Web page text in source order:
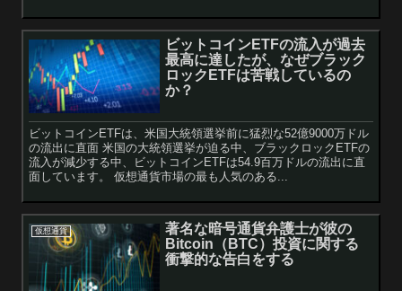
ビットコインETFの流入が過去
最高に達したが、なぜブラック
ロックETFは苦戦しているの
か？
ビットコインETFは、米国大統領選挙前に猛烈な52億9000万ドル
の流出に直面 米国の大統領選挙が迫る中、ブラックロックETFの
流入が減少する中、ビットコインETFは54.9百万ドルの流出に直
面しています。 仮想通貨市場の最も人気のある...
仮想通貨
著名な暗号通貨弁護士が彼の
Bitcoin（BTC）投資に関する
衝撃的な告白をする